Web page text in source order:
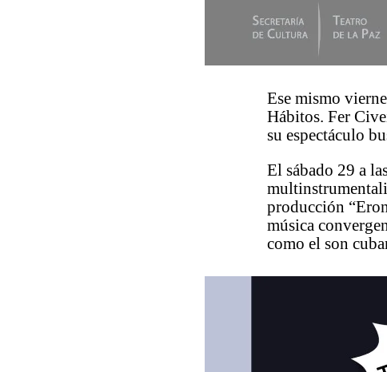
Ese mismo
Hábitos. Fer
su espectáculo
El sábado 29 a
producción
música
como el son